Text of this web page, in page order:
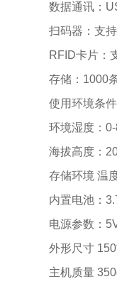
数据通讯：
扫码器：支
RFID卡片：
存储：1000
使用环境条
环境湿度：
海拔高度：
存储环境 温
内置电池：
电源参数：
外形尺寸
主机质量